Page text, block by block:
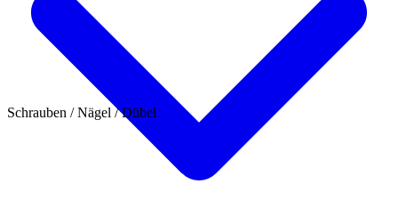
Schrauben / Nägel / Dübel